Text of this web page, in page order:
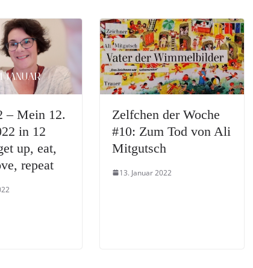
– Mein 12.
in 12
up, eat,
repeat
Zelfchen der Woche
#10: Zum Tod von Ali
Mitgutsch
13. Januar 2022